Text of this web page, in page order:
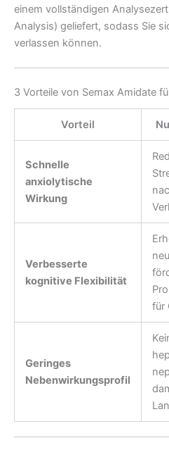
einem vollständigen
Analysis) geliefert, sodass Sie
verlassen können.
3 Vorteile von Semax Amidate
Vorteil
Schnelle
anxiolytische
Wirkung
Verbesserte
kognitive Flexibilität
für
Geringes
Nebenwirkungsprofil